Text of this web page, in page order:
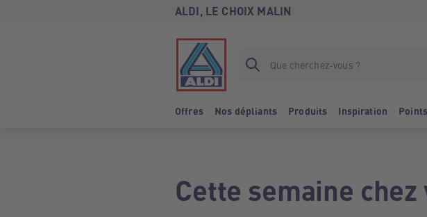
ALDI, LE CHOIX MALIN
Offres Nos dépliants Produits Inspiration
Cette semaine